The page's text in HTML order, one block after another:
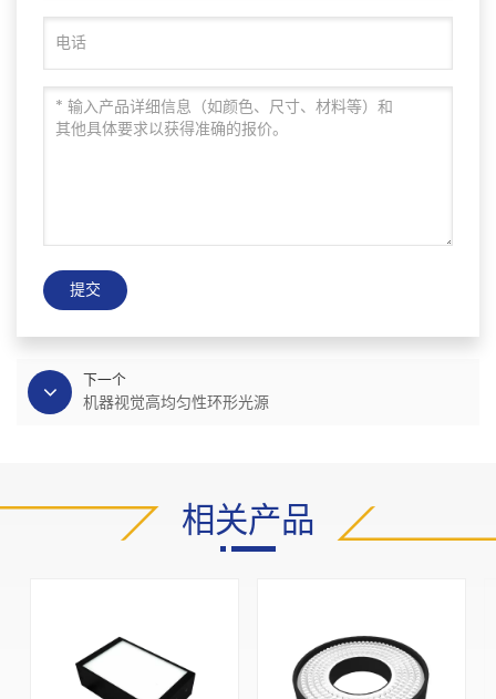
提交
下一个
机器视觉高均匀性环形光源
相关产品